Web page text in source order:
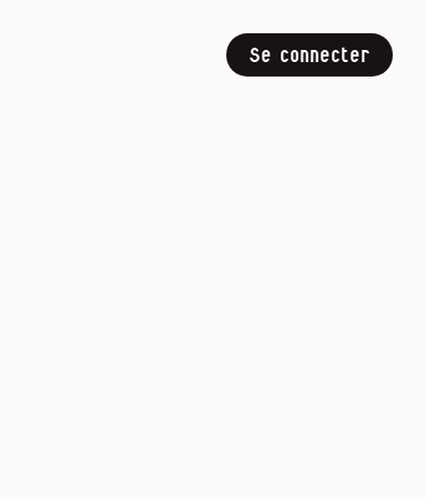
Se connecter